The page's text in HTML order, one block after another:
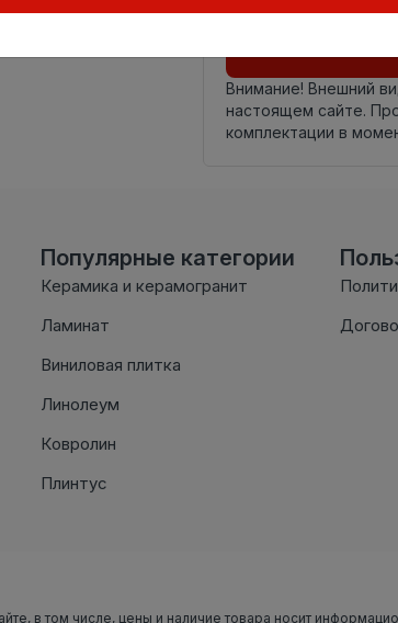
Осталось34 упак
Внимание! Внешний
настоящем сайте.
комплектации в
Популярные категории
Керамика и керамогранит
Ламинат
Виниловая плитка
Линолеум
Ковролин
Плинтус
в том числе, цены и наличие товара носит